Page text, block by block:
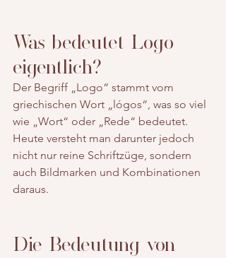
Was bedeutet Logo
eigentlich?
Der Begriff „Logo“ stammt vom
griechischen Wort „lógos“, was so viel
wie „Wort“ oder „Rede“ bedeutet.
Heute versteht man darunter jedoch
nicht nur reine Schriftzüge, sondern
auch Bildmarken und Kombinationen
daraus.
Die Bedeutung von